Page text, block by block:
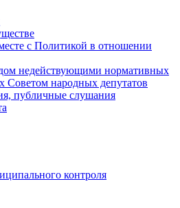
с Политикой в отношении
недействующими нормативных
Советом народных депутатов
публичные слушания
контроля